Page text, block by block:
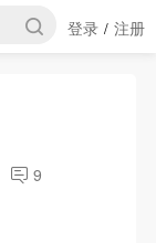
登录 / 注册
9